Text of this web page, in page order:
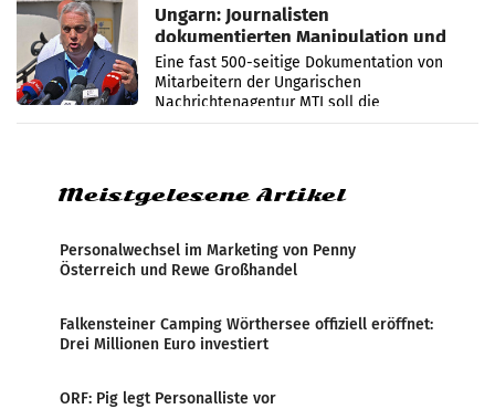
Ungarn: Journalisten
dokumentierten Manipulation und
Zensur
Eine fast 500-seitige Dokumentation von
Mitarbeitern der Ungarischen
Nachrichtenagentur MTI soll die
systematische Nachrichten-Manipulation und
Meistgelesene Artikel
Personalwechsel im Marketing von Penny
Österreich und Rewe Großhandel
Falkensteiner Camping Wörthersee offiziell eröffnet:
Drei Millionen Euro investiert
ORF: Pig legt Personalliste vor